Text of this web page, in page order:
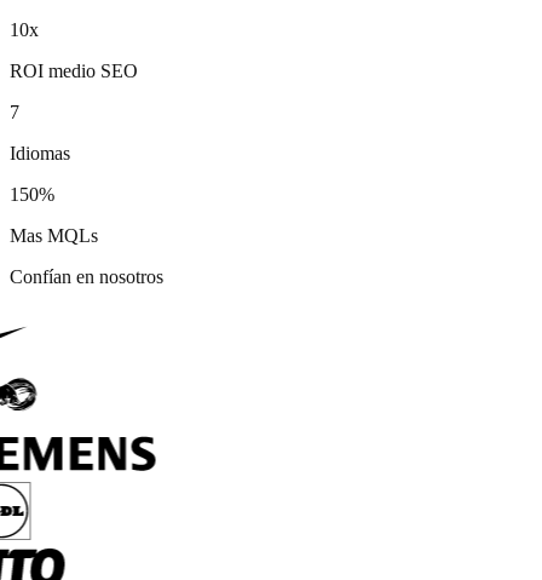
10x
ROI medio SEO
7
Idiomas
150%
Mas MQLs
Confían en nosotros